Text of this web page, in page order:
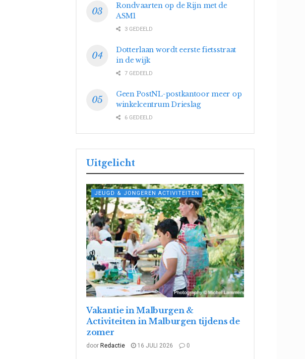
Rondvaarten op de Rijn met de
ASM1
3 GEDEELD
Dotterlaan wordt eerste fietsstraat
in de wijk
7 GEDEELD
Geen PostNL-postkantoor meer op
winkelcentrum Drieslag
6 GEDEELD
Uitgelicht
JEUGD & JONGEREN ACTIVITEITEN
Vakantie in Malburgen &
Activiteiten in Malburgen tijdens de
zomer
door Redactie 16 JULI 2026 0